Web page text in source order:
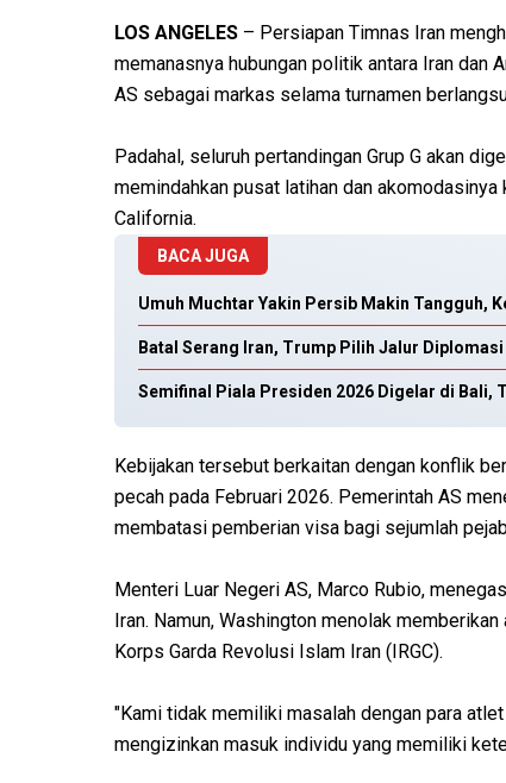
LOS ANGELES – Persiapan Timnas Iran
memanasnya hubungan politik antara Iran dan
AS sebagai markas selama turnamen
Padahal, seluruh pertandingan Grup G akan
memindahkan pusat latihan dan
California.
BACA JUGA
Umuh Muchtar Yakin Persib Makin Tangguh,
Batal Serang Iran, Trump Pilih Jalur Diplomasi
Semifinal Piala Presiden 2026 Digelar di Bali,
Kebijakan tersebut berkaitan dengan konflik
pecah pada Februari 2026. Pemerintah AS
membatasi pemberian visa bagi sejumlah
Menteri Luar Negeri AS, Marco Rubio,
Iran. Namun, Washington menolak
Korps Garda Revolusi Islam Iran (IRGC).
"Kami tidak memiliki masalah dengan para
mengizinkan masuk individu yang memiliki